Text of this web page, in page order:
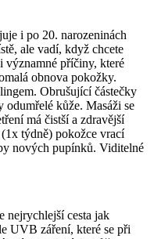
i po 20. narozeninách
ale vadí, když chcete
významné příčiny, které
obnova pokožky.
Obrušující částečky
odumřelé kůže. Masáži se
má čistší a zdravější
týdně) pokožce vrací
nových pupínků. Viditelné
nejrychlejší cesta jak
UVB záření, které se při